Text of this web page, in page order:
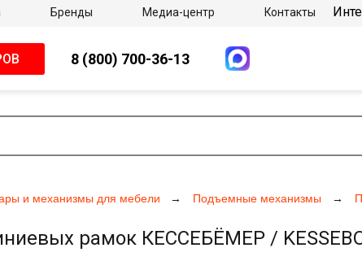
и механизмы для мебели Подъемные механизмы
рамок КЕССЕБЁМЕР /
Бренды Медиа-центр Контакты
8 (800) 700-36-13